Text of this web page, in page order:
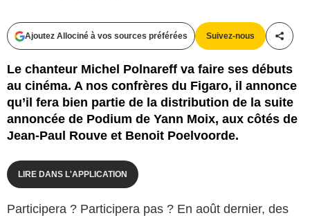
Ajoutez Allociné à vos sources préférées Suivez-nous
Le chanteur Michel Polnareff va faire ses débuts
au cinéma. A nos confrères du Figaro, il annonce
qu’il fera bien partie de la distribution de la suite
annoncée de Podium de Yann Moix, aux côtés de
Jean-Paul Rouve et Benoit Poelvoorde.
LIRE DANS L'APPLICATION
Participera ? Participera pas ? En août dernier, des